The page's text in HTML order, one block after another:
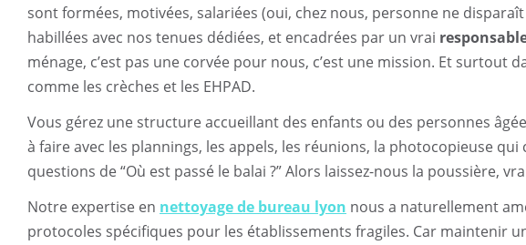
sont formées, motivées, salariées (oui, chez nous, personne ne
habillées avec nos tenues dédiées, et encadrées par un vrai
ménage, c’est pas une corvée pour nous, c’est une mission. Et surtout
comme les crèches et les EHPAD.
Vous gérez une structure accueillant des enfants ou des personnes
à faire avec les plannings, les appels, les réunions, la photocopieuse qui
questions de “Où est passé le balai ?” Alors laissez-nous la poussière,
Notre expertise en nettoyage de bureau lyon nous a naturellement
protocoles spécifiques pour les établissements fragiles. Car maintenir